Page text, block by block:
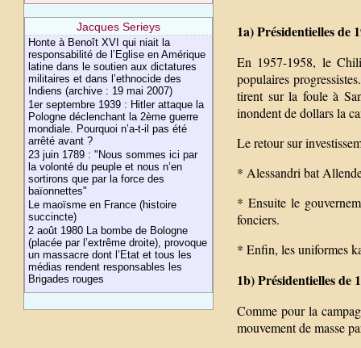
Jacques Serieys
Honte à Benoît XVI qui niait la
responsabilité de l’Eglise en Amérique
latine dans le soutien aux dictatures
militaires et dans l’ethnocide des
Indiens (archive : 19 mai 2007)
1er septembre 1939 : Hitler attaque la
Pologne déclenchant la 2ème guerre
mondiale. Pourquoi n’a-t-il pas été
arrêté avant ?
23 juin 1789 : "Nous sommes ici par
la volonté du peuple et nous n’en
sortirons que par la force des
baïonnettes"
Le maoïsme en France (histoire
succincte)
2 août 1980 La bombe de Bologne
(placée par l’extrême droite), provoque
un massacre dont l’Etat et tous les
médias rendent responsables les
Brigades rouges
1a) Présidentielles de
En 1957-1958, le
populaires
tirent sur la foule à
inondent de dollars la
Le retour sur
* Alessandri bat
* Ensuite le
fonciers.
* Enfin, les uniformes
1b) Présidentielles de
Comme pour la
mouvement de masse